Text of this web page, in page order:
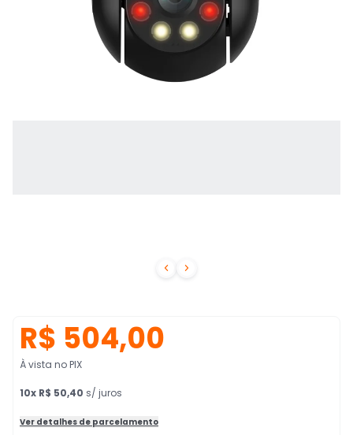
 
R$ 504,00
À vista no PIX
10x R$ 50,40 s/ juros
Ver detalhes de parcelamento